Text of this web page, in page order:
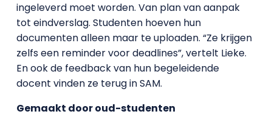
ingeleverd moet worden. Van plan van aanpak
tot eindverslag. Studenten hoeven hun
documenten alleen maar te uploaden. “Ze krijgen
zelfs een reminder voor deadlines”, vertelt Lieke.
En ook de feedback van hun begeleidende
docent vinden ze terug in SAM.
Gemaakt door oud-studenten